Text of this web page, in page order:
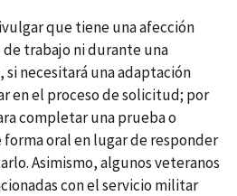
que tiene una afección
trabajo ni durante una
necesitará una adaptación
en el proceso de solicitud; por
completar una prueba o
forma oral en lugar de responder
Asimismo, algunos veteranos
con el servicio militar